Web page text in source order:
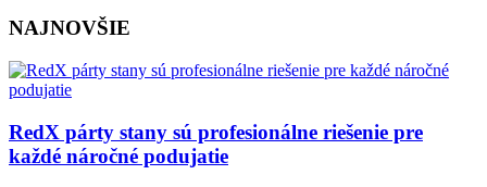
NAJNOVŠIE
RedX párty stany sú profesionálne riešenie pre
každé náročné podujatie